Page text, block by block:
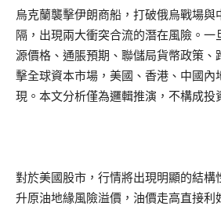
烏克蘭襲擊伊朗商船，打破俄烏戰場與
隔，出現兩大衝突合流的潛在風險。一
源價格、通脹預期、聯儲局貨幣政策、
擊全球資本市場，美國、香港、中國內
現。本文分析僅為邏輯推演，不構成投
對於美國股市，行情將出現明顯的結構
升原油地緣風險溢價，油價走高直接利